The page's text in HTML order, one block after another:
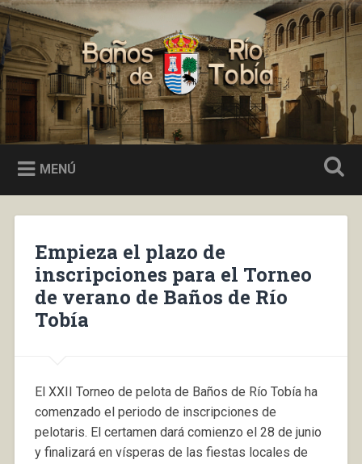
Saltar
al
contenido
Buscar
Baños de Río Tobía
MENÚ
Empieza el plazo de
inscripciones para el Torneo
de verano de Baños de Río
Tobía
El XXII Torneo de pelota de Baños de Río Tobía ha
comenzado el periodo de inscripciones de
pelotaris. El certamen dará comienzo el 28 de junio
y finalizará en vísperas de las fiestas locales de